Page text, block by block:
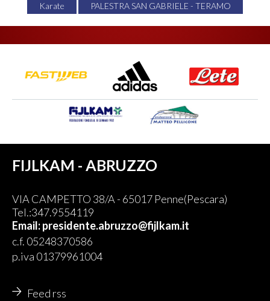
Karate PALESTRA SAN GABRIELE - TERAMO
FIJLKAM - ABRUZZO
VIA CAMPETTO 38/A - 65017 Penne(Pescara)
Tel.:347.9554119
Email: presidente.abruzzo@fijlkam.it
c.f. 05248370586
p.iva 01379961004
Feed rss